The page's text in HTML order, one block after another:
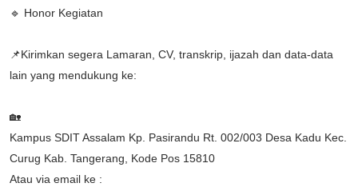
🔹 Honor Kegiatan
📌Kirimkan segera Lamaran, CV, transkrip, ijazah dan data-data
lain yang mendukung ke:
🏡
Kampus SDIT Assalam Kp. Pasirandu Rt. 002/003 Desa Kadu Kec.
Curug Kab. Tangerang, Kode Pos 15810
Atau via email ke :